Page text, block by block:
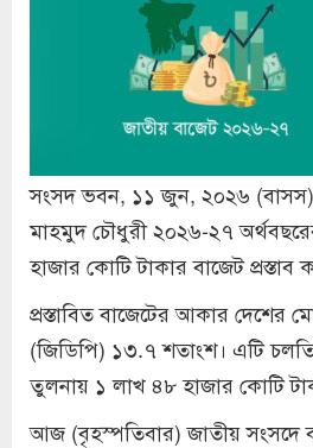
সংসদ ভবন, ১১ জুন, ২০২৬ (বাসস):
মাহমুদ চৌধুরী ২০২৬-২৭
হাজার কোটি টাকার বাজেট প্রস্তাব
প্রস্তাবিত বাজেটের আকার দেশের
(জিডিপি) ১৩.৭ শতাংশ। এটি
তুলনায় ১ লাখ ৪৮ হাজার কোটি
আজ (বৃহস্পতিবার) জাতীয় সংসদে